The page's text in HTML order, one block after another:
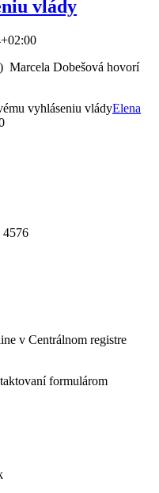
vlády
Marcela Dobešová hovorí
vyhláseniu vládyElena
v Centrálnom registre
formulárom